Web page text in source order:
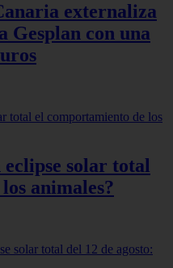
externaliza
Gesplan con una
solar total
animales?